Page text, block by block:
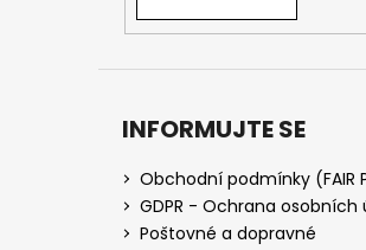
INFORMUJTE SE
Obchodní podmínky (FAIR
GDPR - Ochrana osobních
Poštovné a dopravné